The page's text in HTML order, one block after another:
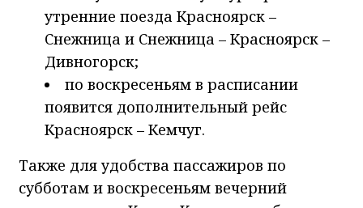
утренние поезда Красноярск –
Снежница и Снежница – Красноярск –
Дивногорск;
по воскресеньям в расписании
появится дополнительный рейс
Красноярск – Кемчуг.
Также для удобства пассажиров по
субботам и воскресеньям вечерний